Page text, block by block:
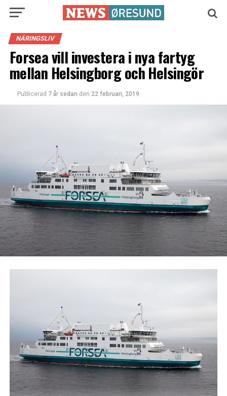
NÄRINGSLIV
Forsea vill investera i nya fartyg
mellan Helsingborg och Helsingör
Publicerad 7 år sedan den 22 februari, 2019